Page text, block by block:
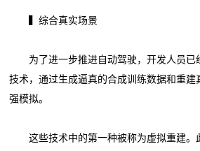
▍综合真实场景
为了进一步推进自动驾驶，开发人员已
技术，通过生成逼真的合成训练数据和重建
强模拟。
这些技术中的第一种被称为虚拟重建。